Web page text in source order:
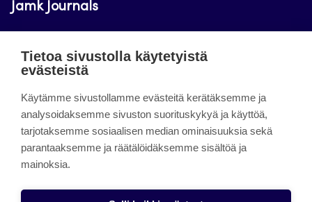
Jamk Journals
luettavissa. Verkkolehtien tarkoituksena on tukea
innovaatiotoimintaa.
About the site
Jamkin verkkolehdet
Tietoa sivustolla käytetyistä
evästeistä
Käytämme sivustollamme evästeitä kerätäksemme ja
analysoidaksemme sivuston suorituskykyä ja käyttöä,
tarjotaksemme sosiaalisen median ominaisuuksia sekä
parantaaksemme ja räätälöidäksemme sisältöä ja
mainoksia.